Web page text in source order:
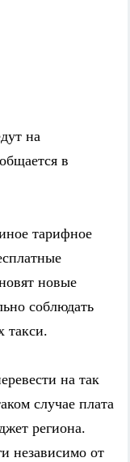
на
в
тарифное
новые
соблюдать
такси.
на так
случае плата
региона.
независимо от